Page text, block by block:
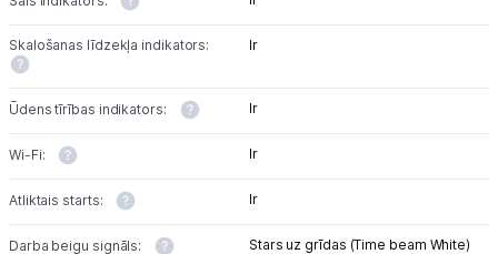
Skalošanas līdzekļa indikators: Ir
Ūdens tīrības indikators: Ir
Wi-Fi: Ir
Atliktais starts: Ir
Darba beigu signāls: Stars uz grīdas (Time beam White)